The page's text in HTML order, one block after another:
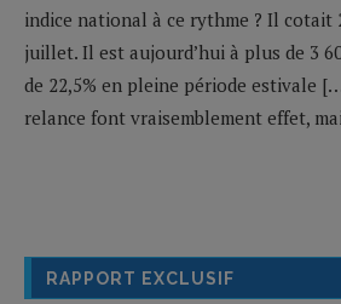
indice national à ce rythme ? Il cotait
juillet. Il est aujourd’hui à plus de 3
de 22,5% en pleine période estivale
relance font vraisemblement effet,
RAPPORT EXCLUSIF